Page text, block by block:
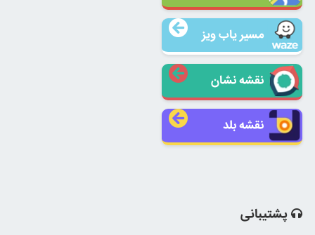
مسیر یاب ویز
نقشه نشان
نقشه بلد
پشتیبانی